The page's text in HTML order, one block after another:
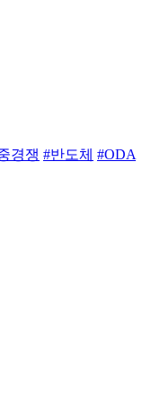
경쟁 #반도체 #ODA